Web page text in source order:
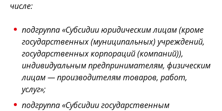
числе:
подгруппа «Субсидии юридическим лицам (кроме
государственных (муниципальных) учреждений,
государственных корпораций (компаний)),
индивидуальным предпринимателям, физическим
лицам — производителям товаров, работ,
услуг»;
подгруппа «Субсидии государственным